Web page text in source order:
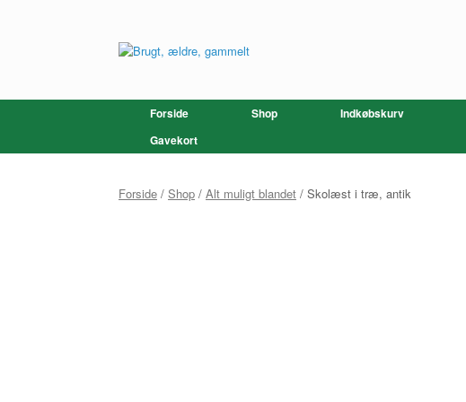
Forside Shop Indkøbskurv
Gavekort
Forside / Shop / Alt muligt blandet / Skolæst i træ, antik